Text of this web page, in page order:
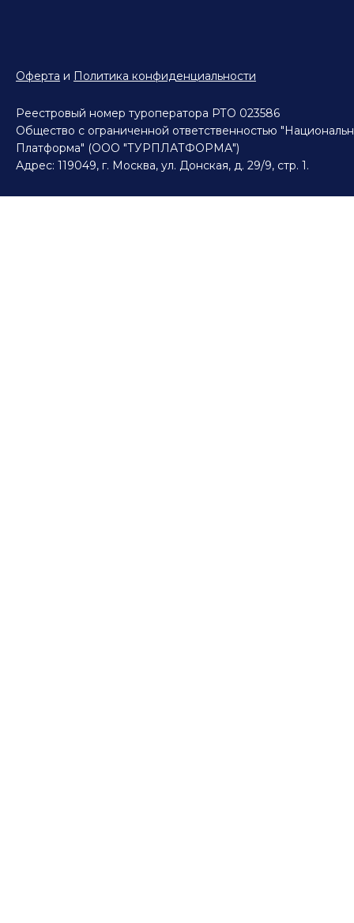
Оферта и Политика конфиденциальности
Реестровый номер туроператора РТО 023586
Общество с ограниченной ответственностью
Платформа" (ООО "ТУРПЛАТФОРМА")
Адрес: 119049, г. Москва, ул. Донская, д. 29/9, стр. 1.